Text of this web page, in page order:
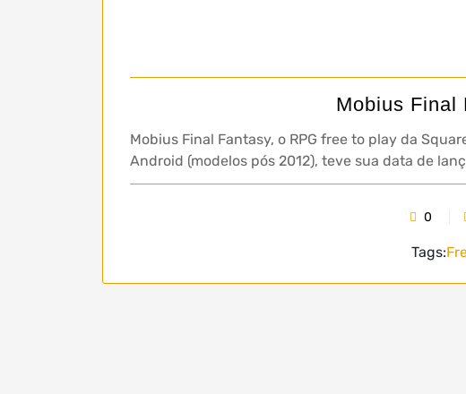
Mobius Final
Mobius Final Fantasy, o RPG free to play da
Android (modelos pós 2012), teve sua data de
0
Tags: